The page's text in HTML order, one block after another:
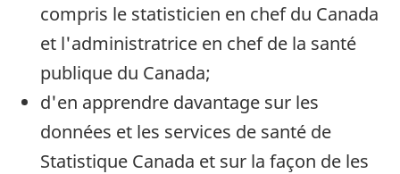
compris le statisticien en chef du Canada
et l'administratrice en chef de la santé
publique du Canada;
d'en apprendre davantage sur les
données et les services de santé de
Statistique Canada et sur la façon de les